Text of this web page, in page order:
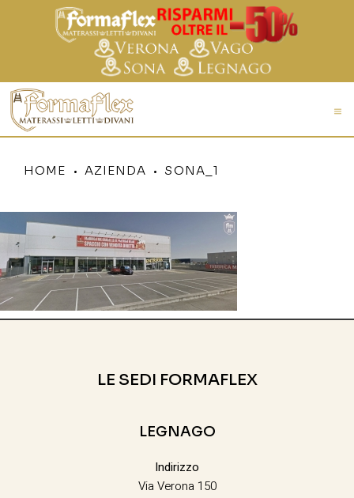
HOME AZIENDA SONA_1
LE SEDI FORMAFLEX
LEGNAGO
Indirizzo
Via Verona 150